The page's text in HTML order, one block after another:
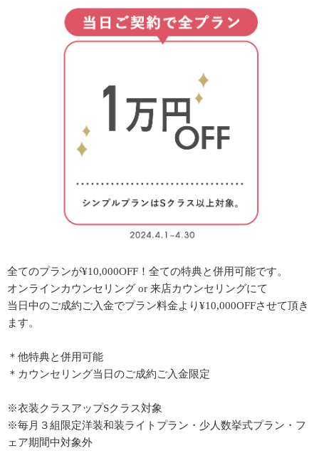
全てのプランが¥10,000OFF！全ての特典と併用可能です。
オンラインカウンセリング or 来店カウンセリングにて
当日中のご成約ご入金でプラン料金より¥10,000OFFさせて頂き
ます。
＊他特典と併用可能
＊カウンセリング当日のご成約ご入金限定
※衣装クラスアップSクラス対象
※毎月３組限定洋装和装ライトプラン・少人数挙式プラン・フ
ェア期間中対象外